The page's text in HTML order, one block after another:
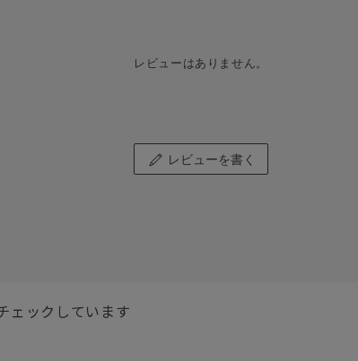
レビューはありません。
レビューを書く
ェックしています